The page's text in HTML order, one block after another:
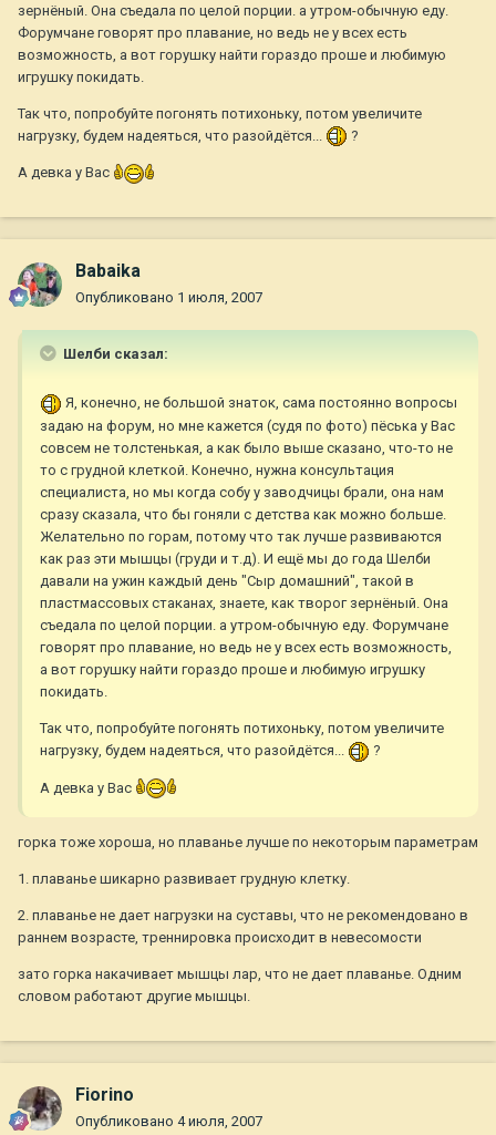
зернёный. Она съедала по целой порции. а утром-обычную еду.
Форумчане говорят про плавание, но ведь не у всех есть
возможность, а вот горушку найти гораздо проше и любимую
игрушку покидать.
Так что, попробуйте погонять потихоньку, потом увеличите
нагрузку, будем надеяться, что разойдётся...
?
А девка у Вас
Babaika
Опубликовано 1 июля, 2007
Шелби сказал:
Я, конечно, не большой знаток, сама постоянно вопросы
задаю на форум, но мне кажется (судя по фото) пёська у Вас
совсем не толстенькая, а как было выше сказано, что-то не
то с грудной клеткой. Конечно, нужна консультация
специалиста, но мы когда собу у заводчицы брали, она нам
сразу сказала, что бы гоняли с детства как можно больше.
Желательно по горам, потому что так лучше развиваются
как раз эти мышцы (груди и т.д). И ещё мы до года Шелби
давали на ужин каждый день "Сыр домашний", такой в
пластмассовых стаканах, знаете, как творог зернёный. Она
съедала по целой порции. а утром-обычную еду. Форумчане
говорят про плавание, но ведь не у всех есть возможность,
а вот горушку найти гораздо проше и любимую игрушку
покидать.
Так что, попробуйте погонять потихоньку, потом увеличите
нагрузку, будем надеяться, что разойдётся...
?
А девка у Вас
горка тоже хороша, но плаванье лучше по некоторым параметрам
1. плаванье шикарно развивает грудную клетку.
2. плаванье не дает нагрузки на суставы, что не рекомендовано в
раннем возрасте, треннировка происходит в невесомости
зато горка накачивает мышцы лар, что не дает плаванье. Одним
словом работают другие мышцы.
Fiorino
Опубликовано 4 июля, 2007